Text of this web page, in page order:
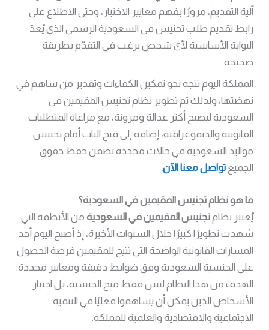
آلية التقديم، مرورًا بفهم معايير الاختيار، وحتى الاطلاع على
رابط تقديم طلب تجنيس في السعودية الرسمي الذي يُعدّ
البوابة الأساسية لأي شخص يرغب في التقدّم بطريقة
صحيحة.
المملكة اليوم تتجه نحو تمكين الكفاءات وتقدير من ساهم في
نهضتها، ولذلك تم تطوير نظام تجنيس المقيمين في
السعودية ليصبح أكثر عدالة ومرونة، مع مراعاة المتطلبات
القانونية والديموغرافية، إضافة إلى فتح الباب أمام تجنيس
مواليد السعودية في حالات محددة تضمن حفظ حقوق
الجميعتواصل معنا الآن.
ما هو نظام تجنيس المقيمين في السعودية؟
يُعتبر نظامتجنيس المقيمين في السعودية من الأنظمة التي
شهدت تطويرًا كبيرًا خلال السنوات الأخيرة، إذ أصبح اليوم أحد
المسارات القانونية الواضحة التي تتيح للمقيمين فرصة الحصول
على الجنسية السعودية وفق ضوابط دقيقة ومعايير محددة.
الهدف من هذا النظام ليس فقط منح الجنسية، بل اختيار
الأشخاص الذين يمكن أن يساهموا فعليًا في التنمية
الاجتماعية والاقتصادية والعلمية للمملكة.